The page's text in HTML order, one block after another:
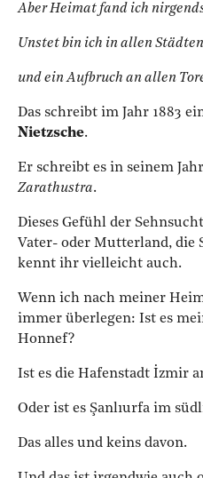
Aber Heimat fand ich
Unstet bin ich in allen Städten
und ein Aufbruch an allen
Das schreibt im Jahr 1883
Nietzsche.
Er schreibt es in seinem
Zarathustra.
Dieses Gefühl der
Vater- oder Mutterland, die
kennt ihr vielleicht auch.
Wenn ich nach meiner
immer überlegen: Ist es
Honnef?
Ist es die Hafenstadt İzmir
Oder ist es Şanlıurfa im
Das alles und keins davon.